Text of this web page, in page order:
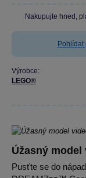
Nakupujte hned,
Pohlídat
Výrobce:
LEGO®
Úžasný
Pusťte se do